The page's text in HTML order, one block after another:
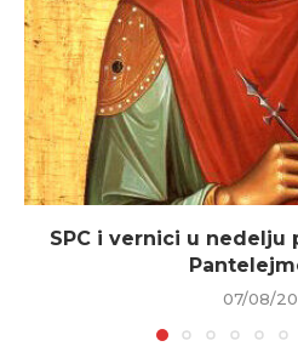
SPC i vernici u nedelju
07/08/